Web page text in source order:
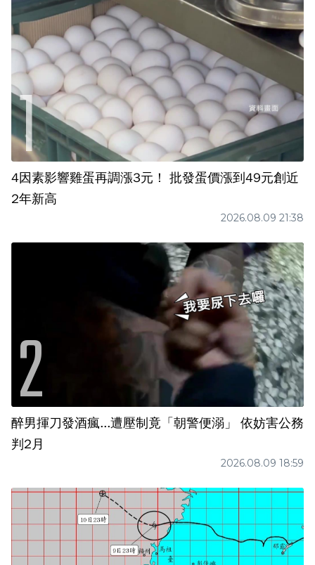
4因素影響雞蛋再調漲3元！ 批發蛋價漲到49元創近
2年新高
2026.08.09 21:38
醉男揮刀發酒瘋...遭壓制竟「朝警便溺」 依妨害公務
判2月
2026.08.09 18:59